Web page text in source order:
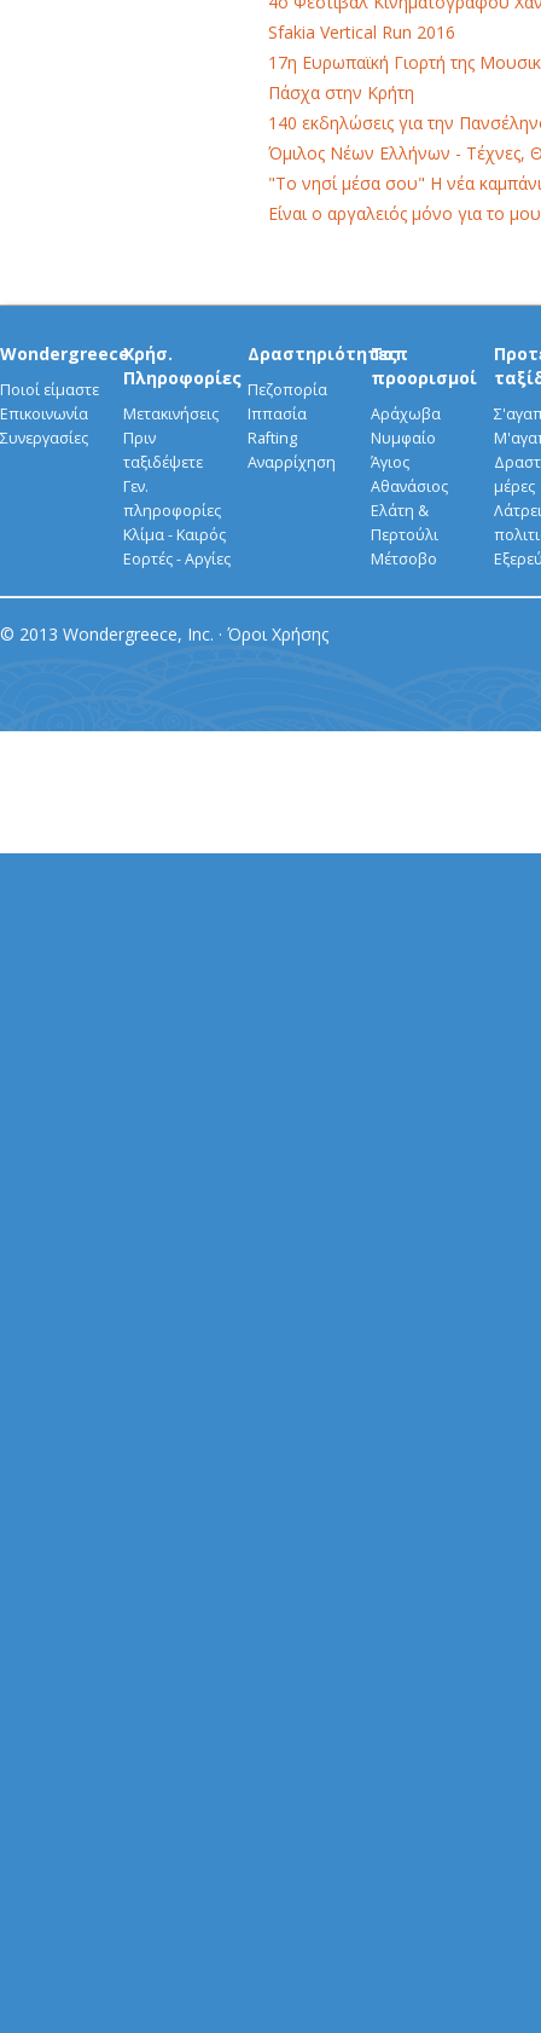
Sfakia Vertical Run 2016
17η Ευρωπαϊκή Γιορτή της
Πάσχα στην Κρήτη
140 εκδηλώσεις για την
Όμιλος Νέων Ελλήνων - Τέχνες,
"Το νησί μέσα σου" Η νέα
Είναι ο αργαλειός μόνο για το
Wondergreece
Ποιοί είμαστε
Επικοινωνία
Συνεργασίες
Χρήσ.
Πληροφορίες
Μετακινήσεις
Πριν
ταξιδέψετε
Γεν.
πληροφορίες
Κλίμα - Καιρός
Εορτές - Αργίες
Δραστηριότητες
Πεζοπορία
Ιππασία
Rafting
Αναρρίχηση
Τοπ
προορισμοί
Αράχωβα
Νυμφαίο
Άγιος
Αθανάσιος
Ελάτη &
Περτούλι
Μέτσοβο
μέρες
© 2013 Wondergreece, Inc. · Όροι Χρήσης